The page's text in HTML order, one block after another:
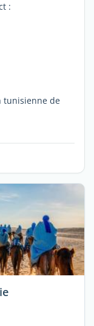
:
tunisienne de